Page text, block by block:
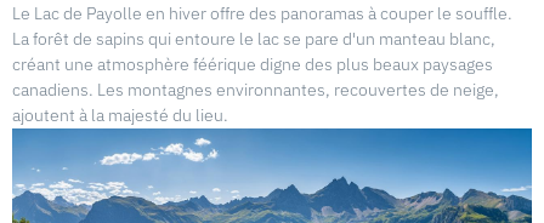
Le Lac de Payolle en hiver offre des panoramas à couper le souffle.
La forêt de sapins qui entoure le lac se pare d'un manteau blanc,
créant une atmosphère féérique digne des plus beaux paysages
canadiens. Les montagnes environnantes, recouvertes de neige,
ajoutent à la majesté du lieu.